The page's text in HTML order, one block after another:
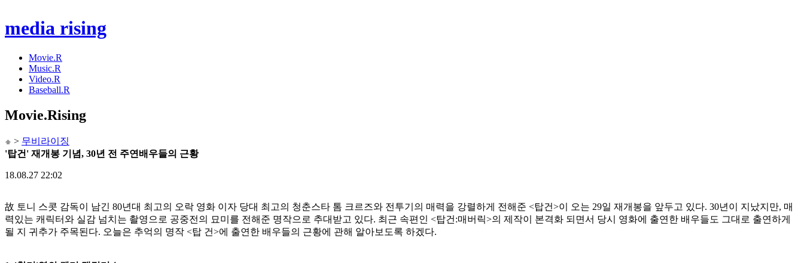
media rising
Movie.R
Music.R
Video.R
Baseball.R
Movie.Rising
> 무비라이징
'탑건' 재개봉 기념, 30년 전 주연배우들의 근황
18.08.27 22:02
故 토니 스콧 감독이 남긴 80년대 최고의 오락 영화 이자 당대 최고의 청춘스타 톰 크르즈와 전투기의 매력을 강렬하게 전해준 <탑건>이 오는 29일 재개봉을 앞두고 있다. 30년이 지났지만, 매
력있는 캐릭터와 실감 넘치는 촬영으로 공중전의 묘미를 전해준 명작으로 추대받고 있다. 최근 속편인 <탑건:매버릭>의 제작이 본격화 되면서 당시 영화에 출연한 배우들도 그대로 출연하게
될 지 귀추가 주목된다. 오늘은 추억의 명작 <탑 건>에 출연한 배우들의 근황에 관해 알아보도록 하겠다.